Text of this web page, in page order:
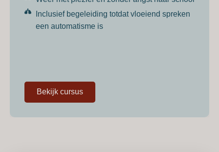
Inclusief begeleiding totdat vloeiend spreken
een automatisme is
Bekijk cursus